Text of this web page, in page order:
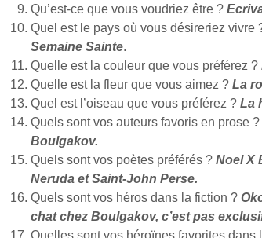
Qu’est-ce que vous voudriez être ?
Quel est le pays où vous désireriez vivre
Semaine Sainte.
Quelle est la couleur que vous préférez ?
Quelle est la fleur que vous aimez ? La
Quel est l’oiseau que vous préférez ? La
Quels sont vos auteurs favoris en prose ?
Boulgakov.
Quels sont vos poètes préférés ? Noel X
Neruda et Saint-John Perse.
Quels sont vos héros dans la fiction ?
chat chez Boulgakov, c’est pas
Quelles sont vos héroïnes favorites dans